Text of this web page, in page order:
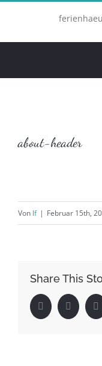
about-header
Von lf | Februar 15th,
Share This
FacebookTwitter